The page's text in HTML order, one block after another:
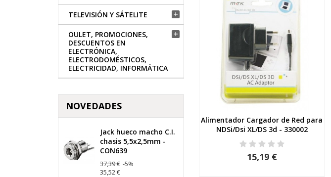
TELEVISIÓN Y SÁTELITE 
OULET, PROMOCIONES,
DESCUENTOS EN
ELECTRÓNICA,
ELECTRODOMÉSTICOS,
ELECTRICIDAD, INFORMÁTICA

NOVEDADES
Jack hueco macho C.I.
chasis 5,5x2,5mm -
CON639
37,39 € -5%
35,52 €
Vista rápida
Alimentador Cargador de Red para
NDSi/Dsi XL/DS 3d - 330002
15,19 €